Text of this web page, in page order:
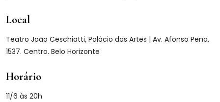
Local
Teatro João Ceschiatti, Palácio das Artes | Av. Afonso Pena,
1537. Centro. Belo Horizonte
Horário
11/6 às 20h